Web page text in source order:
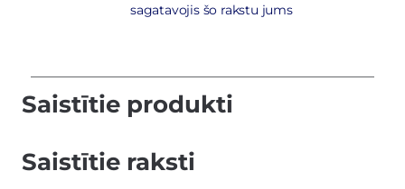
sagatavojis šo rakstu jums
Saistītie produkti
Saistītie raksti